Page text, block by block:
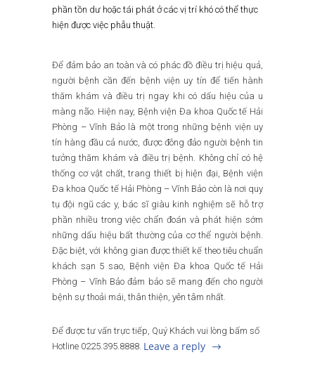
phần tồn dư hoặc tái phát ở các vị trí khó có thể thực
hiện được việc phẫu thuật.
Để đảm bảo an toàn và có phác đồ điều trị hiệu quả,
người bệnh cần đến bệnh viện uy tín để tiến hành
thăm khám và điều trị ngay khi có dấu hiệu của u
màng não. Hiện nay, Bệnh viện Đa khoa Quốc tế Hải
Phòng – Vĩnh Bảo là một trong những bệnh viện uy
tín hàng đầu cả nước, được đông đảo người bệnh tin
tưởng thăm khám và điều trị bệnh. Không chỉ có hệ
thống cơ vật chất, trang thiết bị hiện đại, Bệnh viện
Đa khoa Quốc tế Hải Phòng – Vĩnh Bảo còn là nơi quy
tụ đội ngũ các y, bác sĩ giàu kinh nghiệm sẽ hỗ trợ
phần nhiều trong việc chẩn đoán và phát hiện sớm
những dấu hiệu bất thường của cơ thể người bệnh.
Đặc biệt, với không gian được thiết kế theo tiêu chuẩn
khách sạn 5 sao, Bệnh viện Đa khoa Quốc tế Hải
Phòng – Vĩnh Bảo đảm bảo sẽ mang đến cho người
bệnh sự thoải mái, thân thiện, yên tâm nhất.
Để được tư vấn trực tiếp, Quý Khách vui lòng bấm số
Hotline 0225.395.8888. Leave a reply